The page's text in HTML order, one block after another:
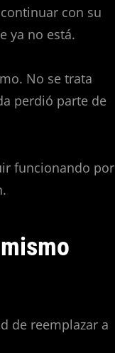
con su
ya no está.
No se trata
perdió parte de
funcionando por
de reemplazar a